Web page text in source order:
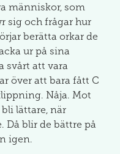
människor, som
sig och frågar hur
berätta orkar de
ur på sina
svårt att vara
över att bara fått C
Nåja. Mot
lättare, när
blir de bättre på
igen.